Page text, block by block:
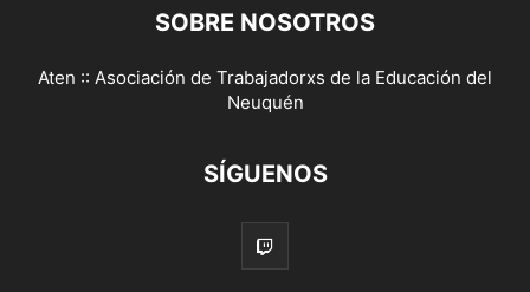
SOBRE NOSOTROS
Aten :: Asociación de Trabajadorxs de la Educación del
Neuquén
SÍGUENOS